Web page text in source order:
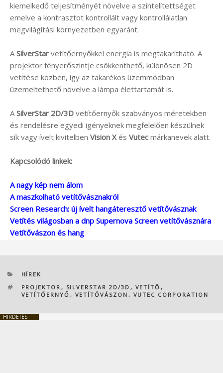
kiemelkedő teljesítményét növelve a színtelítettséget
emelve a kontrasztot kontrollált vagy kontrollálatlan
megvilágítási környezetben egyaránt.
ASilverStar vetítőernyőkkel energia is megtakarítható. A
projektor fényerőszintje csökkenthető, különösen 2D
vetítése közben, így az takarékos üzemmódban
üzemeltethető növelve a lámpa élettartamát is.
ASilverStar 2D/3D vetítőernyők szabványos méretekben
és rendelésre egyedi igényeknek megfelelően készülnek
sík vagy ívelt kivitelben Vision Xés Vutec márkanevek alatt.
Kapcsolódó linkek:
A nagy kép nem álom
A maszkolható vetítővásznakról
Screen Research: új ívelt hangáteresztő vetítővásznak
Vetítés világosban a dnp Supernova Screen vetítővásznára
Vetítővászon és hang
KATEGÓRIÁK
HÍREK
CÍMKÉK
PROJEKTOR , SILVERSTAR 2D/3D , VETÍTŐ ,
VETÍTŐERNYŐ , VETÍTŐVÁSZON , VUTEC CORPORATION
HIRDETÉS